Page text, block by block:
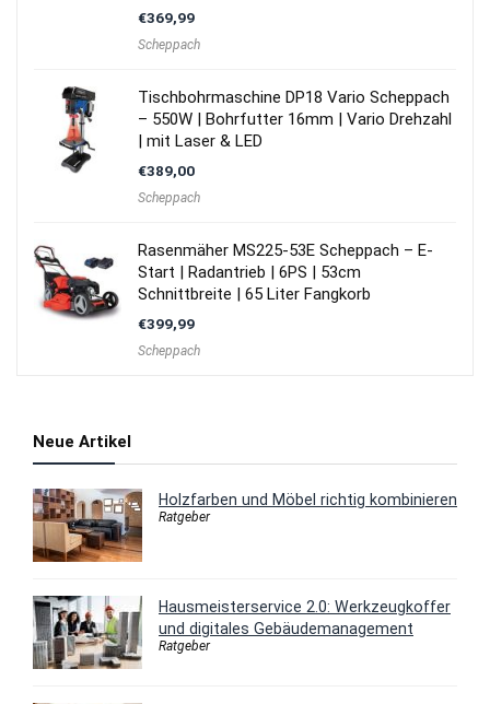
€369,99
Scheppach
Tischbohrmaschine DP18 Vario Scheppach
– 550W | Bohrfutter 16mm | Vario Drehzahl
| mit Laser & LED
€389,00
Scheppach
Rasenmäher MS225-53E Scheppach – E-
Start | Radantrieb | 6PS | 53cm
Schnittbreite | 65 Liter Fangkorb
€399,99
Scheppach
Neue Artikel
Holzfarben und Möbel richtig kombinieren
Ratgeber
Hausmeisterservice 2.0: Werkzeugkoffer
und digitales Gebäudemanagement
Ratgeber